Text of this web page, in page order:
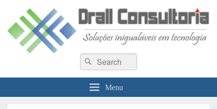
Drall Dev Community
Blog de compartilhamento de informações de desenvolvimento de sistemas
Search
for:
Search
Menu